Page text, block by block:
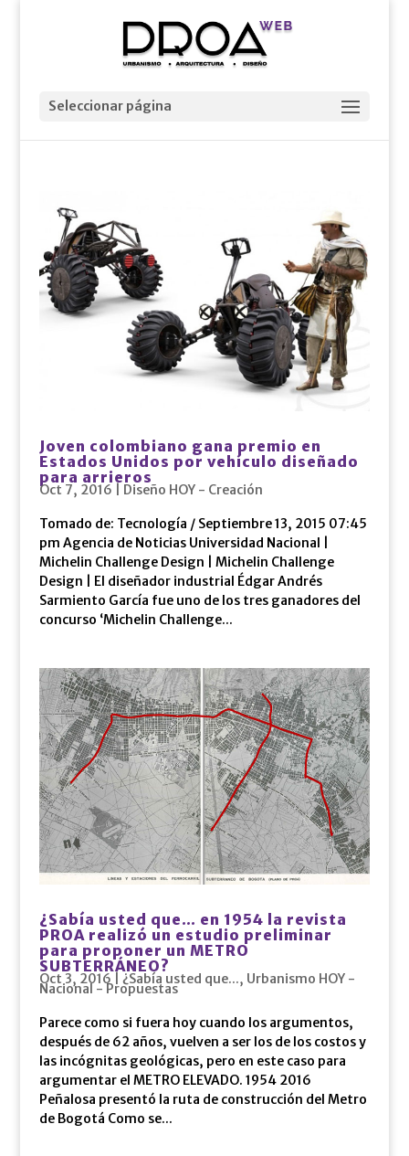
Seleccionar página
Joven colombiano gana premio en
Estados Unidos por vehículo diseñado
para arrieros
Oct 7, 2016 Diseño HOY - Creación
Tomado de: Tecnología / Septiembre 13, 2015 07:45
pm Agencia de Noticias Universidad Nacional |
Michelin Challenge Design | Michelin Challenge
Design | El diseñador industrial Édgar Andrés
Sarmiento García fue uno de los tres ganadores del
concurso ‘Michelin Challenge...
¿Sabía usted que… en 1954 la revista
PROA realizó un estudio preliminar
para proponer un METRO
SUBTERRÁNEO?
Oct 3, 2016 ¿Sabía usted que..., Urbanismo HOY -
Nacional - Propuestas
Parece como si fuera hoy cuando los argumentos,
después de 62 años, vuelven a ser los de los costos y
las incógnitas geológicas, pero en este caso para
argumentar el METRO ELEVADO. 1954 2016
Peñalosa presentó la ruta de construcción del Metro
de Bogotá Como se...